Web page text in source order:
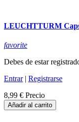
LEUCHTTURM
favorite
Debes de estar
Entrar| Registrarse
8,99 € Precio
Añadir al carrito